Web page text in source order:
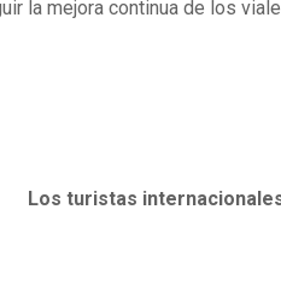
la mejora continua de los
Los turistas